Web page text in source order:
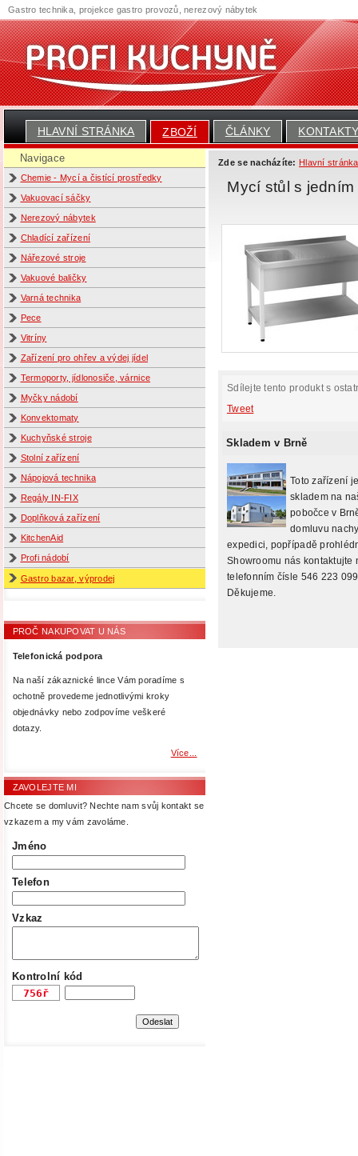
HLAVNÍ STRÁNKA ZBOŽÍ ČLÁNKY
Navigace
Chemie - Mycí a čistící prostředky
Vakuovací sáčky
Nerezový nábytek
Chladící zařízení
Nářezové stroje
Vakuové baličky
Varná technika
Pece
Vitríny
Zařízení pro ohřev a výdej jídel
Termoporty, jídlonosiče, várnice
Myčky nádobí
Konvektomaty
Kuchyňské stroje
Stolní zařízení
Nápojová technika
Regály IN-FIX
Doplňková zařízení
KitchenAid
Profi nádobí
Gastro bazar, výprodej
PROČ NAKUPOVAT U NÁS
Telefonická podpora
Na naší zákaznické lince Vám poradíme s
ochotně provedeme jednotlivými kroky
objednávky nebo zodpovíme veškeré
dotazy.
Více...
ZAVOLEJTE MI
Chcete se domluvit? Nechte nam svůj kontakt se
vzkazem a my vám zavoláme.
Jméno
Telefon
Vzkaz
Kontrolní kód
Zde se nacházíte: Hlavní stránka
Mycí stůl s
Sdílejte tento produkt s
Tweet
Skladem v Brně
Toto zařízení
skladem na
pobočce v
domluvu
expedici, popřípadě
Showroomu nás kontaktujte
telefonním čísle 546 223
Děkujeme.
Gastro technika, projekce gastro provozů, nerezový nábytek